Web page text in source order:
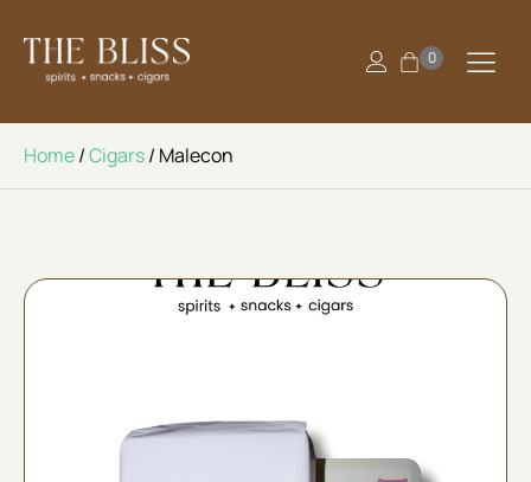
0
Home/Cigars/ Malecon